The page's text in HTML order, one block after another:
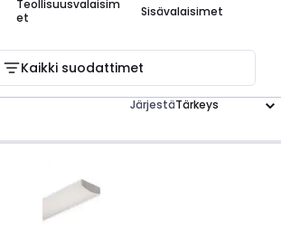
Teollisuusvalaisim
et
Sisävalaisimet
Kaikki suodattimet
Järjestä